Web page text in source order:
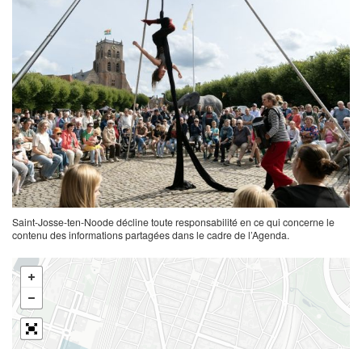
Saint-Josse-ten-Noode décline toute responsabilité en ce qui concerne le
contenu des informations partagées dans le cadre de l’Agenda.